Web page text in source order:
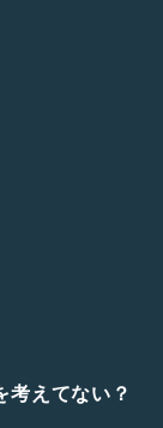
考えてない？